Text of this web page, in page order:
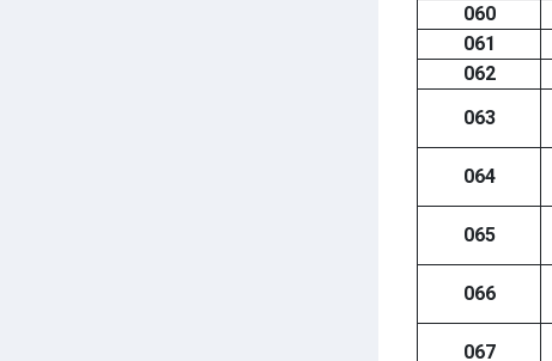
060
061
062
063
064
065
066
067